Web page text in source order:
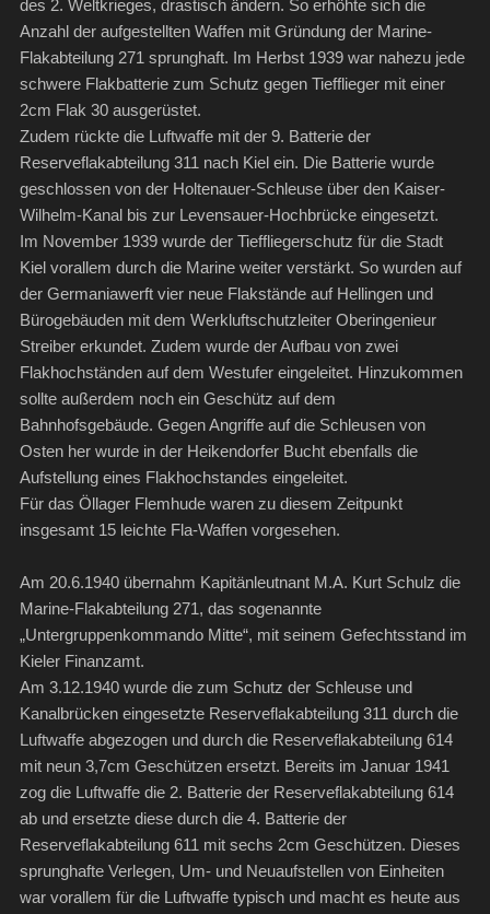
des 2. Weltkrieges, drastisch ändern. So erhöhte sich die
Anzahl der aufgestellten Waffen mit Gründung der Marine-
Flakabteilung 271 sprunghaft. Im Herbst 1939 war nahezu jede
schwere Flakbatterie zum Schutz gegen Tiefflieger mit einer
2cm Flak 30 ausgerüstet.
Zudem rückte die Luftwaffe mit der 9. Batterie der
Reserveflakabteilung 311 nach Kiel ein. Die Batterie wurde
geschlossen von der Holtenauer-Schleuse über den Kaiser-
Wilhelm-Kanal bis zur Levensauer-Hochbrücke eingesetzt.
Im November 1939 wurde der Tieffliegerschutz für die Stadt
Kiel vorallem durch die Marine weiter verstärkt. So wurden auf
der Germaniawerft vier neue Flakstände auf Hellingen und
Bürogebäuden mit dem Werkluftschutzleiter Oberingenieur
Streiber erkundet. Zudem wurde der Aufbau von zwei
Flakhochständen auf dem Westufer eingeleitet. Hinzukommen
sollte außerdem noch ein Geschütz auf dem
Bahnhofsgebäude. Gegen Angriffe auf die Schleusen von
Osten her wurde in der Heikendorfer Bucht ebenfalls die
Aufstellung eines Flakhochstandes eingeleitet.
Für das Öllager Flemhude waren zu diesem Zeitpunkt
insgesamt 15 leichte Fla-Waffen vorgesehen.
Am 20.6.1940 übernahm Kapitänleutnant M.A. Kurt Schulz die
Marine-Flakabteilung 271, das sogenannte
„Untergruppenkommando Mitte“, mit seinem Gefechtsstand im
Kieler Finanzamt.
Am 3.12.1940 wurde die zum Schutz der Schleuse und
Kanalbrücken eingesetzte Reserveflakabteilung 311 durch die
Luftwaffe abgezogen und durch die Reserveflakabteilung 614
mit neun 3,7cm Geschützen ersetzt. Bereits im Januar 1941
zog die Luftwaffe die 2. Batterie der Reserveflakabteilung 614
ab und ersetzte diese durch die 4. Batterie der
Reserveflakabteilung 611 mit sechs 2cm Geschützen. Dieses
sprunghafte Verlegen, Um- und Neuaufstellen von Einheiten
war vorallem für die Luftwaffe typisch und macht es heute aus